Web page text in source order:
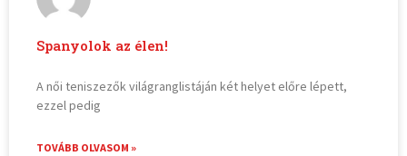
Spanyolok az élen!
A női teniszezők világranglistáján két helyet előre lépett,
ezzel pedig
TOVÁBB OLVASOM »